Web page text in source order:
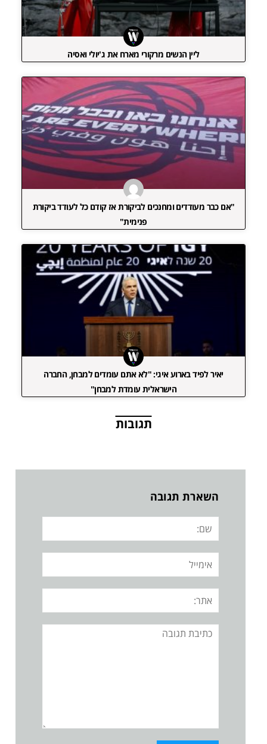
ליין הנשים מרקורי מארח את ג'יולי ואסיה
"אם כבר מעודדים ומחנכים לביקורת אז קודם כל לעודד ביקורת
פנימית"
יאיר לפיד בארוע איגי: "לא אתם עומדים למבחן, החברה
הישראלית עומדת למבחן"
תגובות
השארת תגובה
שם:
אימייל
אתר:
תגובה